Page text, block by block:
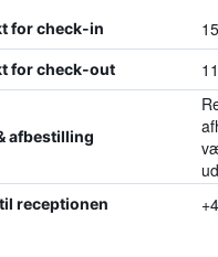
for check-in
for check-out
afbestilling
receptionen